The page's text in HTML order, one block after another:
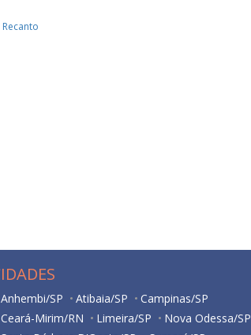
Anhembi/SP Atibaia/SP
Campinas/SP
Ceará-Mirim/RN
Limeira/SP
Nova Odessa/SP